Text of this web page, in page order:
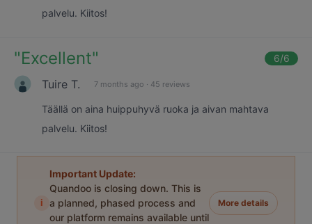
palvelu. Kiitos!
"Excellent" 6/6
Tuire T. 7 months ago · 45 reviews
Täällä on aina huippuhyvä ruoka ja aivan mahtava
palvelu. Kiitos!
i
Important Update:
Quandoo is closing down. This is
a planned, phased process and
our platform remains available until
More details